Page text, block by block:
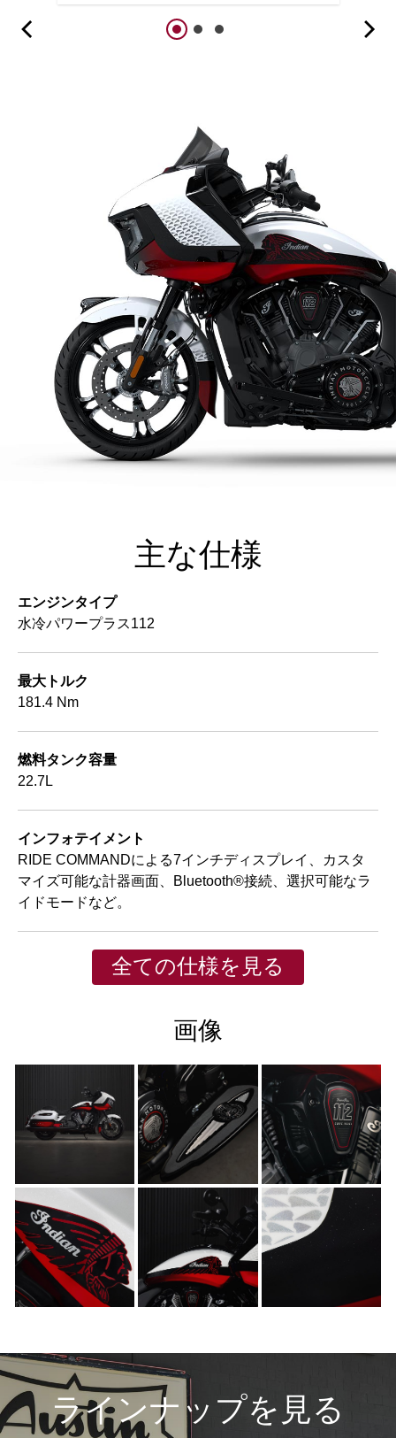
主な仕様
エンジンタイプ
水冷パワープラス112
最大トルク
181.4 Nm
燃料タンク容量
22.7L
インフォテイメント
RIDE COMMANDによる7インチディスプレイ、カスタ
マイズ可能な計器画面、Bluetooth®接続、選択可能なラ
イドモードなど。
全ての仕様を見る
画像
ラインナップを見る